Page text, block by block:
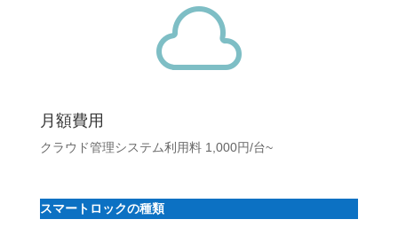

月額費用
クラウド管理システム利用料 1,000円/台~
スマートロックの種類